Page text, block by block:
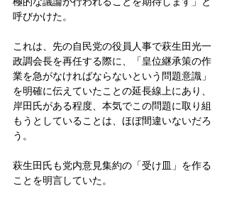
呼びかけた。
これは、先の自民党の役員人事で萩生田光一
政調会長を再任する際に、「皇位継承策の作
業を急がなければならないという問題意識」
を明確に伝えていたことの延長線上にあり、
岸田氏がある程度、本気でこの問題に取り組
もうとしていることは、ほぼ間違いないだろ
う。
萩生田氏も党内意見集約の「受け皿」を作る
ことを明言していた。